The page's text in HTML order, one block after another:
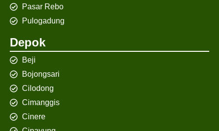
Pasar Rebo
Pulogadung
Depok
Beji
Bojongsari
Cilodong
Cimanggis
Cinere